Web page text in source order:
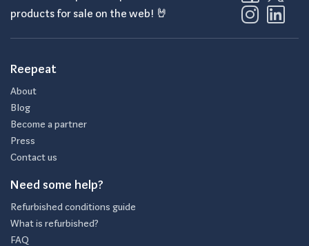
products for sale on the web! 🤘
Reepeat
About
Blog
Become a partner
Press
Contact us
Need some help?
Refurbished conditions guide
What is refurbished?
FAQ